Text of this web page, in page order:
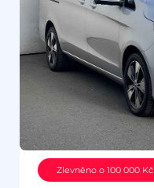
Zlevněno o 100 000 Kč